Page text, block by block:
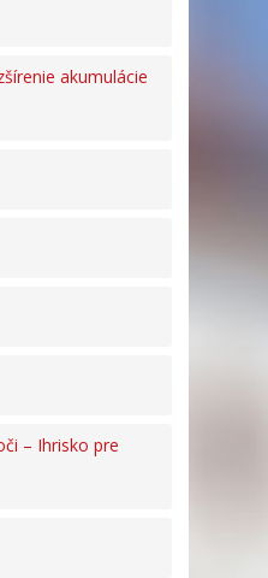
akumulácie
– Ihrisko pre